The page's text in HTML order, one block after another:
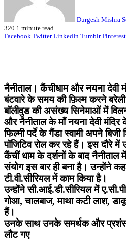
Durgesh Mishra
320 1 minute read
Facebook Twitter LinkedIn Tumblr Pinterest
नैनीताल। कैंचीधाम और नयना देवी
बंटवारे के समय की फ़िल्म करने
बॉलीवुड की असंख्य सिनेमाओं में
और नैनीताल के माँ नयना देवी मंदिर
फिल्मी पर्दे के गैंडा स्वामी अपने
पॉजिटिव रोल कर रहे हैं। इस दौरे में
कैंचीं धाम के दर्शनों के बाद नैनीताल
संयोग इस बार ही बना है। उन्होंने
टी.वी.सीरियल में काम किया है।
उन्होंने सी.आई.डी.सीरियल में
गोआ, चालबाज, माथा कटी लाश,
हैं।
उनके साथ उनके समर्थक और प्रशंसक
लौट गए